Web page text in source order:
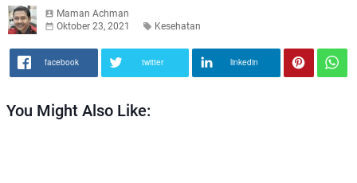
Maman Achman
Oktober 23, 2021
Kesehatan
facebook twitter linkedin
You Might Also Like: